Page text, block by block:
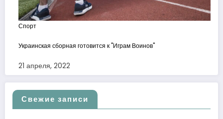
Спорт
Украинская сборная готовится к "Играм Воинов"
21 апреля, 2022
Свежие записи